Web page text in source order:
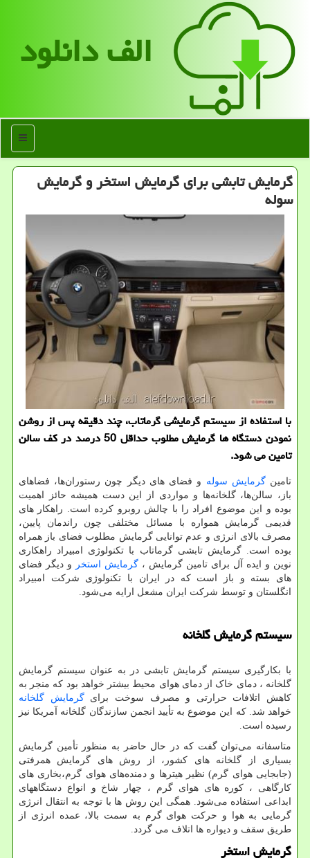
الف دانلود
منو
گرمایش تابشی برای گرمایش استخر و گرمایش
سوله
با استفاده از سیستم گرمایشی گرماتاب، چند دقیقه پس از روشن
نمودن دستگاه ها گرمایش مطلوب حداقل 50 درصد در كف سالن
تامین می شود.
تامینگرمایش سوله و فضای های دیگر چون رستوران‌ها، فضاهای
باز، سالن‌ها، گلخانه‌ها و مواردی از این دست همیشه حائز اهمیت
بوده و این موضوع افراد را با چالش روبرو کرده است. راهکار های
قدیمی گرمایش همواره با مسائل مختلفی چون راندمان پایین،
مصرف بالای انرژی و عدم توانایی گرمایش مطلوب فضای باز همراه
بوده است. گرمایش تابشی گرماتاب با تکنولوژی امبیراد راهکاری
نوین و ایده آل برای تامین گرمایش ، گرمایش استخر
و دیگر فضای
های بسته و باز است که در ایران با تکنولوژی شرکت امبیراد
انگلستان و توسط شرکت ایران مشعل ارایه می‌شود.
سیستم گرمایش گلخانه
با بکارگیری سیستم گرمایش تابشی در به عنوان سیستم گرمایش
گلخانه ، دمای خاک از دمای هوای محیط بیشتر خواهد بود که منجر به
کاهش اتلافات حرارتی و مصرف سوخت برایگرمایش گلخانه
خواهد شد. که این موضوع به تأیید انجمن سازندگان گلخانه آمریکا نیز
رسیده است.
متاسفانه می‌توان گفت كه در حال حاضر به منظور تأمین گرمایش
بسیاری از گلخانه های كشور، از روش های گرمایش همرفتی
(جابجایی هوای گرم) نظیر هیترها و دمنده‌های هوای گرم،بخاری های
كارگاهی ، كوره های هوای گرم ، چهار شاخ و انواع دستگاههای
ابداعی استفاده می‌شود. همگی این روش ها با توجه به انتقال انرژی
گرمایی به هوا و حركت هوای گرم به سمت بالا، عمده انرژی از
طریق سقف و دیواره ها اتلاف می گردد.
گرمایش استخر